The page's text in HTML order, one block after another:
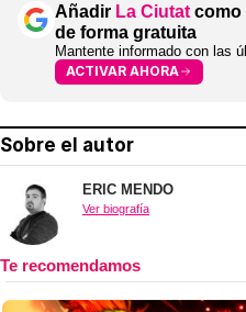
Añadir La Ciutat como
de forma gratuita
Mantente informado con las
ACTIVAR AHORA
Sobre el autor
ERIC MENDO
Ver biografía